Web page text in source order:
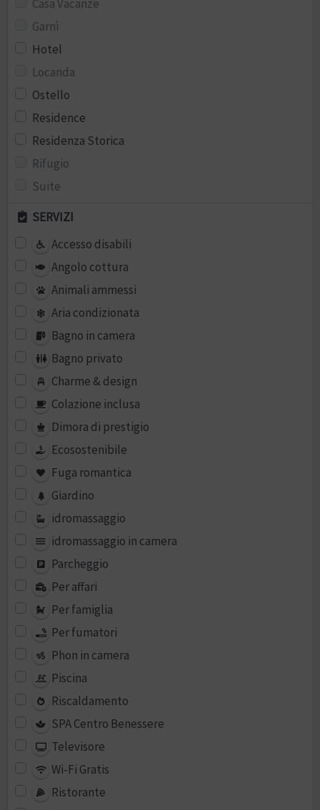
Casa Vacanze
Garnì
Hotel
Locanda
Ostello
Residence
Residenza Storica
Rifugio
Suite
SERVIZI
Accesso disabili
Angolo cottura
Animali ammessi
Aria condizionata
Bagno in camera
Bagno privato
Charme & design
Colazione inclusa
Dimora di prestigio
Ecosostenibile
Fuga romantica
Giardino
idromassaggio
idromassaggio in camera
Parcheggio
Per affari
Per famiglia
Per fumatori
Phon in camera
Piscina
Riscaldamento
SPA Centro Benessere
Televisore
Wi-Fi Gratis
Ristorante